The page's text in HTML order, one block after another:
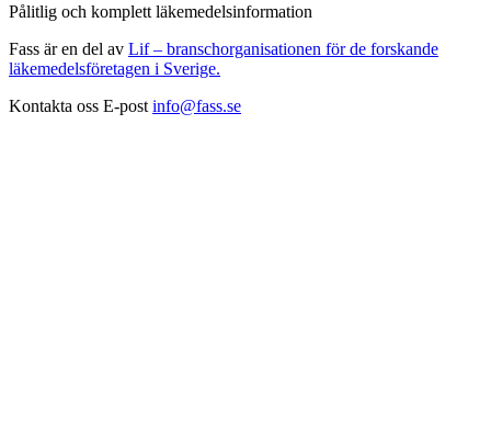
Pålitlig och komplett läkemedelsinformation
Fass är en del av Lif – branschorganisationen för de forskande
läkemedelsföretagen i Sverige.
Kontakta oss E-post info@fass.se